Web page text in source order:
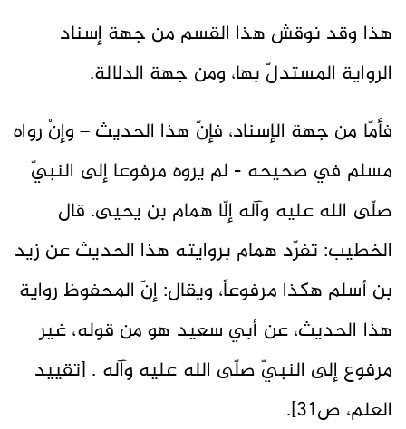
هذا وقد نوقش هذا القسم من جهة إسناد
الرواية المستدلّ بها، ومن جهة الدلالة.
فأمّا من جهة الإسناد، فإنّ هذا الحديث – وإنْ رواه
مسلم في صحيحه - لم يروه مرفوعا إلى النبيّ
صلّى الله عليه وآله إلّا همام بن يحيى. قال
الخطيب: تفرّد همام بروايته هذا الحديث عن زيد
بن أسلم هكذا مرفوعاً، ويقال: إنّ المحفوظ رواية
هذا الحديث، عن أبي سعيد هو من قوله، غير
مرفوع إلى النبيّ صلّى الله عليه وآله . [تقييد
العلم، ص31].